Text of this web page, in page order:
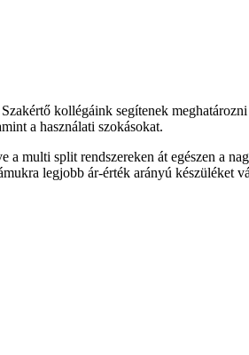
kollégáink segítenek
a használati szokásokat.
multi split rendszereken át egészen a
legjobb ár-érték arányú készüléket